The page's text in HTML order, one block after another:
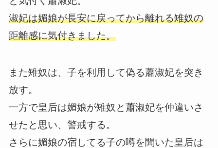
淑妃は媚娘が長安に戻ってから離れる雉奴の
距離感に気付きました。
また雉奴は、子を利用して偽る蕭淑妃を突き
放す。
一方で皇后は媚娘が雉奴と蕭淑妃を仲違いさ
せたと思い、警戒する。
さらに媚娘の宿してる子の噂を聞いた皇后は